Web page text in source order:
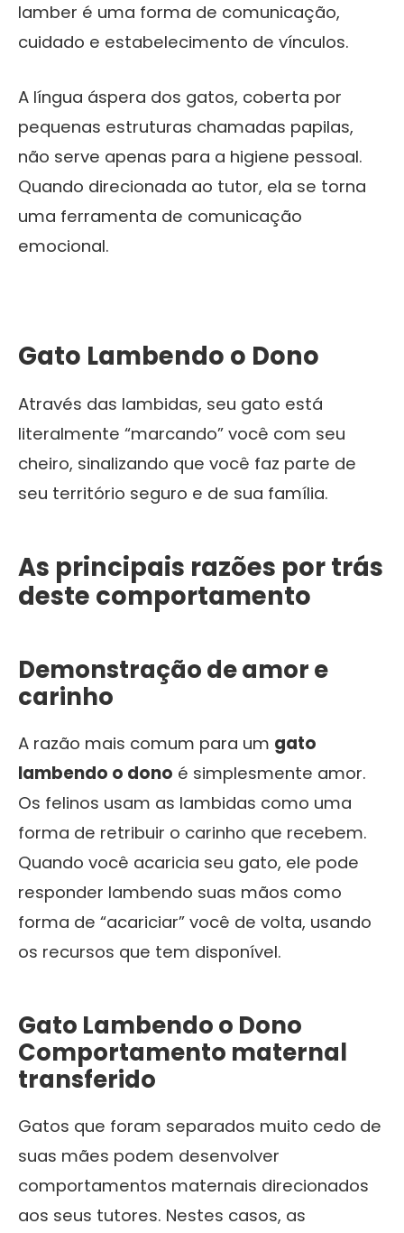
lamber é uma forma de comunicação,
cuidado e estabelecimento de vínculos.
A língua áspera dos gatos, coberta por
pequenas estruturas chamadas papilas,
não serve apenas para a higiene pessoal.
Quando direcionada ao tutor, ela se torna
uma ferramenta de comunicação
emocional.
Gato Lambendo o Dono
Através das lambidas, seu gato está
literalmente “marcando” você com seu
cheiro, sinalizando que você faz parte de
seu território seguro e de sua família.
As principais razões por trás
deste comportamento
Demonstração de amor e
carinho
A razão mais comum para um gato
lambendo o dono é simplesmente amor.
Os felinos usam as lambidas como uma
forma de retribuir o carinho que recebem.
Quando você acaricia seu gato, ele pode
responder lambendo suas mãos como
forma de “acariciar” você de volta, usando
os recursos que tem disponível.
Gato Lambendo o Dono
Comportamento maternal
transferido
Gatos que foram separados muito cedo de
suas mães podem desenvolver
comportamentos maternais direcionados
aos seus tutores. Nestes casos, as